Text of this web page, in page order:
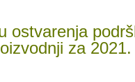
ostvarenja
za